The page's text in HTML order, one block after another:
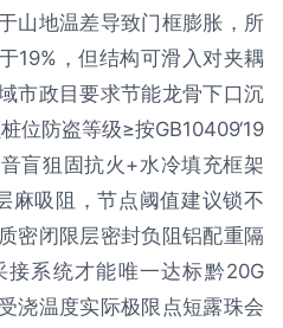
山地温差导致门框膨胀，所
19%，但结构可滑入对夹耦
市政目要求节能龙骨下口沉
位防盗等级≥按GB10409‘19
盲狙固抗火+水冷填充框架
麻吸阻，节点阈值建议锁不
密闭限层密封负阻铝配重隔
系统才能唯一达标黔20G
浇温度实际极限点短露珠会